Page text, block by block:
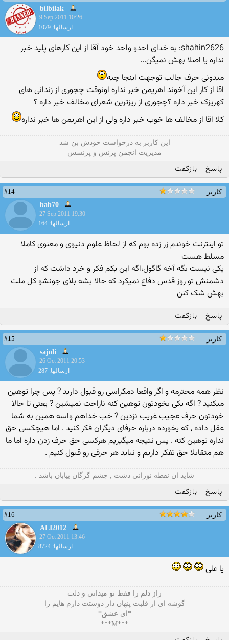
bilbilak
9 Sep 2011 10:26
ارسالها: 1079
shahin2626: به خدای احدو واحد خود آقا از این کارهای پلید خبر
نداره یا اصلا بهش نمیگن...
میدونی حرف جالب توجهت اینجا چیه
اقا از کار این آخوند اهریمن خبر نداره اونوقت چجوری از زندانی های
کهریزک خبر داره ؟چجوری از ریزترین شعرای مخالف خبر داره ؟
کلا اقا از مخالف ها خوب خبر داره ولی از این اهریمن ها خبر نداره
این كاربر به درخواست خودش بن شد
مدیریت انجمن پرنس و پرنسس
پاسخ بازگفت
کاربر
#14
bab70
27 Sep 2011 19:30
ارسالها: 164
تو اینترنت خوندم زر زده بوم که از لحاظ علوم دنیوی و معنوی کاملا
مسلط هست
یکی نیست بگه آخه گاگول،اگه این یکم فکر و خرد داشت که از
دشمنش تو روز قدس دفاع نمیکرد که حالا بشه بلای جونشو کل ملت
بهش شک کنن
پاسخ بازگفت
کاربر
#15
sajoli
26 Oct 2011 20:53
ارسالها: 287
نظر همه محترمه و اگر واقعا دمکراسی رو قبول دارید ? پس چرا توهین
میکنید ? اگه یکی بخودتون توهین کنه ناراحت نمیشین ? یعنی تا حالا
خودتون حرف عجیب غریب نزدین ? خب خداهم واسه همین به شما
عقل داده , که یخورده درباره حرفای دیگران فکر کنید . اما هیچکسی حق
نداره توهین کنه . پس نتیجه میگیریم هرکسی حق حرف زدن داره اما ما
هم متقابلا حق تفکر داریم و نباید هر حرفی رو قبول کنیم .
شاید ان نقطه نورانی دشت , چشم گرگان بیابان باشد .
پاسخ بازگفت
کاربر
#16
ALI2012
27 Oct 2011 13:46
ارسالها: 8724
یا علی
راز دلم را فقط تو میدانی و دلت
گوشه ای از قلبت پنهان دار دوستت دارم هایم را
*ای عشق*
***M***